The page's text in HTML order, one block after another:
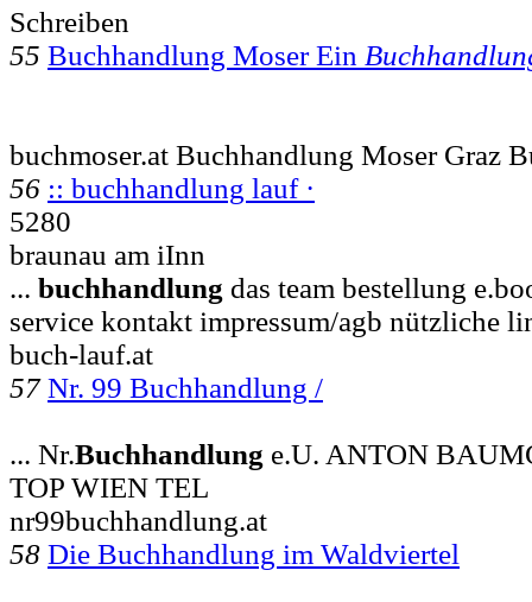
Schreiben
55 Buchhandlung Moser Ein
buchmoser.at Buchhandlung Moser Graz
56 :: buchhandlung lauf ·
5280
braunau am iInn
... buchhandlung das team bestellung
service kontakt impressum/agb nützliche
buch-lauf.at
57 Nr. 99 Buchhandlung /
... Nr.Buchhandlung e.U. ANTON
TOP WIEN TEL
nr99buchhandlung.at
58 Die Buchhandlung im Waldviertel